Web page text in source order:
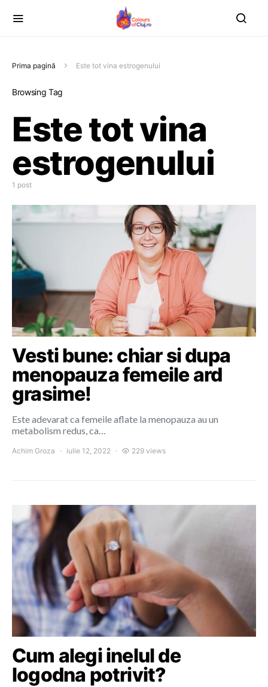
Prima pagină Este tot vina estrogenului
Browsing Tag
Este tot vina
estrogenului
1 post
Vesti bune: chiar si dupa
menopauza femeile ard
grasime!
Este adevarat ca femeile aflate la menopauza au un
metabolism redus, ca…
Achim Groza iulie 12, 2022 229 views
Cum alegi inelul de
logodna potrivit?